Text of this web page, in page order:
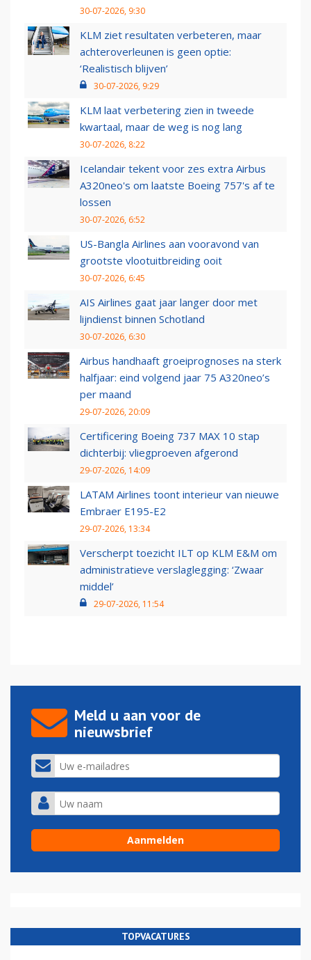
30-07-2026, 9:30
KLM ziet resultaten verbeteren, maar
achteroverleunen is geen optie:
‘Realistisch blijven’
30-07-2026, 9:29
KLM laat verbetering zien in tweede
kwartaal, maar de weg is nog lang
30-07-2026, 8:22
Icelandair tekent voor zes extra Airbus
A320neo's om laatste Boeing 757's af te
lossen
30-07-2026, 6:52
US-Bangla Airlines aan vooravond van
grootste vlootuitbreiding ooit
30-07-2026, 6:45
AIS Airlines gaat jaar langer door met
lijndienst binnen Schotland
30-07-2026, 6:30
Airbus handhaaft groeiprognoses na sterk
halfjaar: eind volgend jaar 75 A320neo’s
per maand
29-07-2026, 20:09
Certificering Boeing 737 MAX 10 stap
dichterbij: vliegproeven afgerond
29-07-2026, 14:09
LATAM Airlines toont interieur van nieuwe
Embraer E195-E2
29-07-2026, 13:34
Verscherpt toezicht ILT op KLM E&M om
administratieve verslaglegging: ‘Zwaar
middel’
29-07-2026, 11:54
Meld u aan voor de
nieuwsbrief
TOPVACATURES